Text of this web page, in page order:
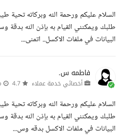
السلام عليكم ورحمة الله وبركاته تحية
طلبك ويمكنني القيام به بإذن الله
البيانات في ملفات الاكسل.. اتمنى...
فاطمه س.
أخصائي خدمة عملاء
السلام عليكم ورحمة الله وبركاته تحية
طلبك ويمكنني القيام به بإذن الله
البيانات في ملفات الاكسل بدقه وس...